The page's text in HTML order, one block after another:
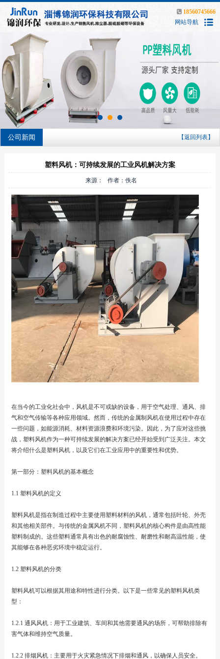
18560745666
网站导航
公司新闻 【返回列表】
塑料风机：可持续发展的工业风机解决方案
来源： 作者：佚名
在当今的工业化社会中，风机是不可或缺的设备，用于空气处理、通风、排
气和空气传输等各种应用领域。然而，传统的金属制风机在使用过程中存在
一些问题，如能源消耗、材料资源浪费和环境污染。因此，为了应对这些挑
战，塑料风机作为一种可持续发展的解决方案已经开始受到广泛关注。本文
将介绍什么是塑料风机，以及它们在工业应用中的重要性和优势。
第一部分：塑料风机的基本概念
1.1 塑料风机的定义
塑料风机是指在制造过程中主要使用塑料材料的风机，通常包括叶轮、外壳
和其他相关部件。与传统的金属风机不同，塑料风机的核心构件是由高性能
塑料制成的。这些塑料通常具有出色的耐腐蚀性、耐磨性和耐高温性能，使
其能够在各种恶劣环境中稳定运行。
1.2 塑料风机的分类
塑料风机可以根据其用途和特性进行分类。以下是一些常见的塑料风机类
型：
1.2.1 通风风机：用于工业建筑、车间和其他需要通风的场所，可帮助排除有
害气体和维持空气质量。
1.2.2 排烟风机：主要用于火灾紧急情况下排烟和通风，以确保人员安全。